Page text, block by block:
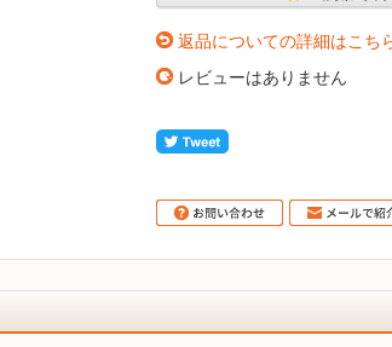
返品についての詳細はこち
レビューはありません